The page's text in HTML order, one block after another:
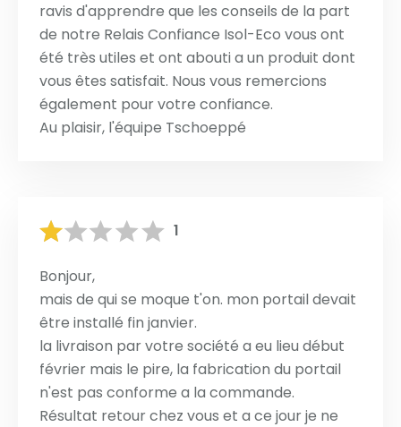
ravis d'apprendre que les conseils de la part
de notre Relais Confiance Isol-Eco vous ont
été très utiles et ont abouti a un produit dont
vous êtes satisfait. Nous vous remercions
également pour votre confiance.
Au plaisir, l'équipe Tschoeppé
1
Bonjour,
mais de qui se moque t'on. mon portail devait
être installé fin janvier.
la livraison par votre société a eu lieu début
février mais le pire, la fabrication du portail
n'est pas conforme a la commande.
Résultat retour chez vous et a ce jour je ne